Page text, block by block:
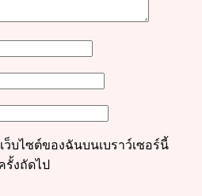
บไซต์ของฉันบนเบราว์เซอร์นี้
รั้งถัดไป